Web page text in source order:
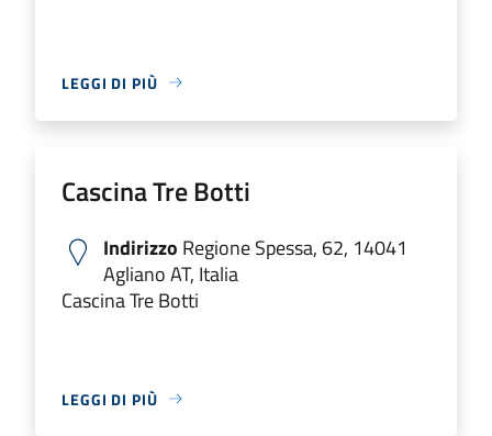
LEGGI DI PIÙ
Cascina Tre Botti
Indirizzo Regione Spessa, 62, 14041
Agliano AT, Italia
Cascina Tre Botti
LEGGI DI PIÙ